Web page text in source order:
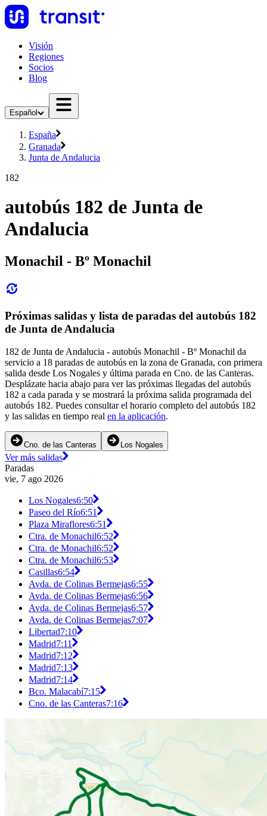
Visión
Regiones
Socios
Blog
Español
España
Granada
Junta de Andalucia
182
autobús 182 de Junta de
Andalucia
Monachil - Bº Monachil
Próximas salidas y lista de paradas del autobús 182
de Junta de Andalucia
182 de Junta de Andalucia - autobús Monachil - Bº Monachil da
servicio a 18 paradas de autobús en la zona de Granada, con primera
salida desde Los Nogales y última parada en Cno. de las Canteras.
Desplázate hacia abajo para ver las próximas llegadas del autobús
182 a cada parada y se mostrará la próxima salida programada del
autobús 182. Puedes consultar el horario completo del autobús 182
y las salidas en tiempo real en la aplicación.
Cno. de las Canteras Los Nogales
Ver más salidas
Paradas
vie, 7 ago 2026
Los Nogales6:50
Paseo del Río6:51
Plaza Miraflores6:51
Ctra. de Monachil6:52
Ctra. de Monachil6:52
Ctra. de Monachil6:53
Casillas6:54
Avda. de Colinas Bermejas6:55
Avda. de Colinas Bermejas6:56
Avda. de Colinas Bermejas6:57
Avda. de Colinas Bermejas7:07
Libertad7:10
Madrid7:11
Madrid7:12
Madrid7:13
Madrid7:14
Bco. Malacabí7:15
Cno. de las Canteras7:16